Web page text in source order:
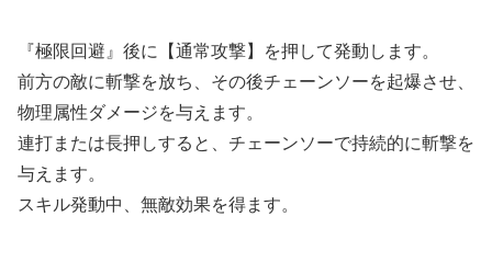
『極限回避』後に【通常攻撃】を押して発動します。
前方の敵に斬撃を放ち、その後チェーンソーを起爆させ、
物理属性ダメージを与えます。
連打または長押しすると、チェーンソーで持続的に斬撃を
与えます。
スキル発動中、無敵効果を得ます。